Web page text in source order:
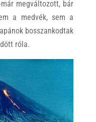
megváltozott, bár
a medvék, sem a
bosszankodtak
róla.